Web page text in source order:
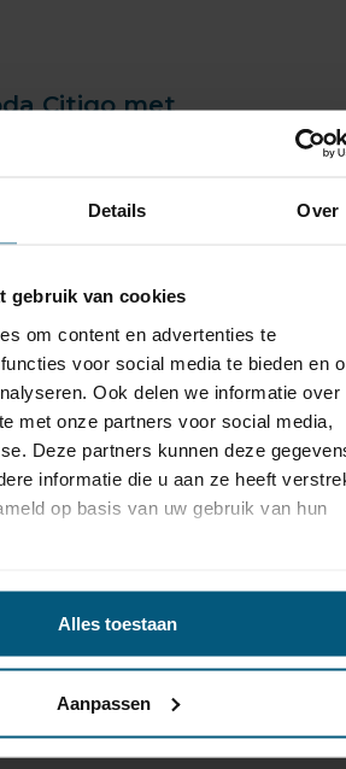
Details Over
gebruik van cookies
om content en advertenties te
voor social media te bieden en
Ook delen we informatie over
met onze partners voor social media,
Deze partners kunnen deze
informatie die u aan ze heeft
op basis van uw gebruik van hun
Alles toestaan
Aanpassen
Citigo met
Elroq met
Enyaq met
Fabia met
Favorit met
Felicia met